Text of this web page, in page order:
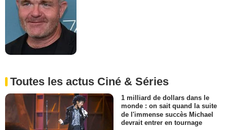
Toutes les actus Ciné & Séries
1 milliard de dollars dans le
monde : on sait quand la suite
de l'immense succès Michael
devrait entrer en tournage